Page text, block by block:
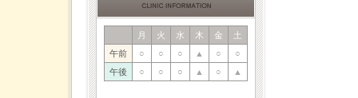
月 火 水 木 金
土
午前
○ ○ ○ ▲ ○
○
午後
○ ○ ○ ▲ ○ ▲